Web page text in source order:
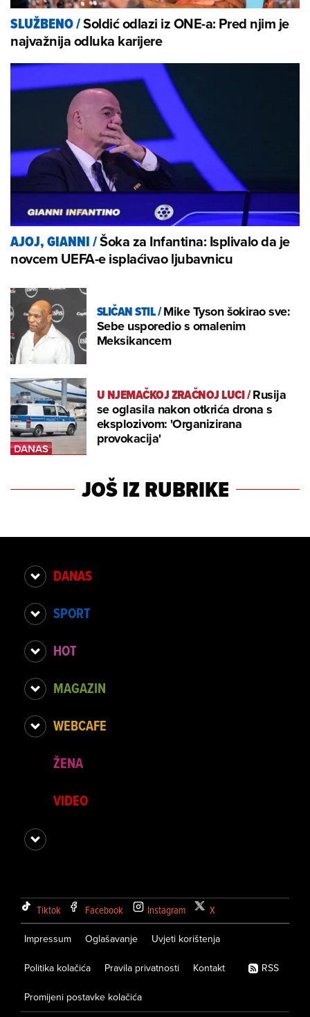
SLUŽBENO/Soldić odlazi iz ONE-a: Pred njim je
najvažnija odluka karijere
AJOJ, GIANNI/Šoka za Infantina: Isplivalo da je
novcem UEFA-e isplaćivao ljubavnicu
SLIČAN STIL/Mike Tyson šokirao sve:
Sebe usporedio s omalenim
Meksikancem
U NJEMAČKOJ ZRAČNOJ LUCI/Rusija
se oglasila nakon otkrića drona s
eksplozivom: 'Organizirana
provokacija'
JOŠ IZ RUBRIKE
DANAS
SPORT
HOT
MAGAZIN
WEBCAFE
ŽENA
VIDEO
Tiktok Facebook Instagram X
Impressum Oglašavanje Uvjeti korištenja
Politika kolačića Pravila privatnosti Kontakt
Promijeni postavke kolačića
RSS